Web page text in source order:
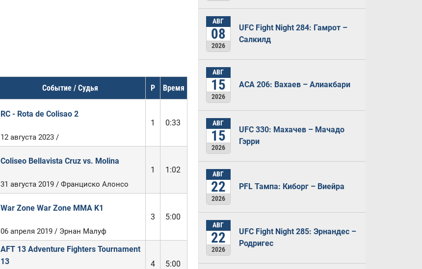
Событие / Судья Р Время
RC - Rota de Colisao 2
1
0:33
12 августа 2023 /
Coliseo Bellavista Cruz vs. Molina
1
1:02
31 августа 2019 / Франциско Алонсо
War Zone War Zone MMA K1
3
5:00
06 апреля 2019 / Эрнан Малуф
AFT 13 Adventure Fighters Tournament
13
4 5:00
АВГ
08
2026
UFC Fight Night 284: Гамрот –
Салкилд
АВГ
15
2026
ACA 206: Вахаев – Алиакбари
АВГ
15
2026
UFC 330: Махачев – Мачадо
Гэрри
АВГ
22
2026
PFL Тампа: Киборг – Виейра
АВГ
22
2026
UFC Fight Night 285: Эрнандес –
Родригес